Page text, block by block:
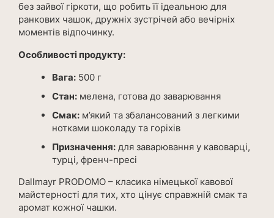
без зайвої гіркоти, що робить її ідеальною для
ранкових чашок, дружніх зустрічей або вечірніх
моментів відпочинку.
Особливості продукту:
Вага: 500 г
Стан: мелена, готова до заварювання
Смак: м’який та збалансований з легкими
нотками шоколаду та горіхів
Призначення: для заварювання у кавоварці,
турці, френч-пресі
Dallmayr PRODOMO – класика німецької кавової
майстерності для тих, хто цінує справжній смак та
аромат кожної чашки.